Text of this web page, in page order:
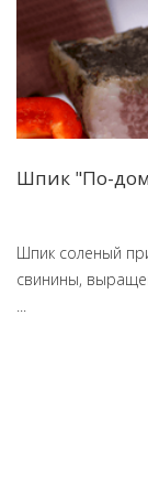
Шпик "По-
Шпик соленый
свинины,